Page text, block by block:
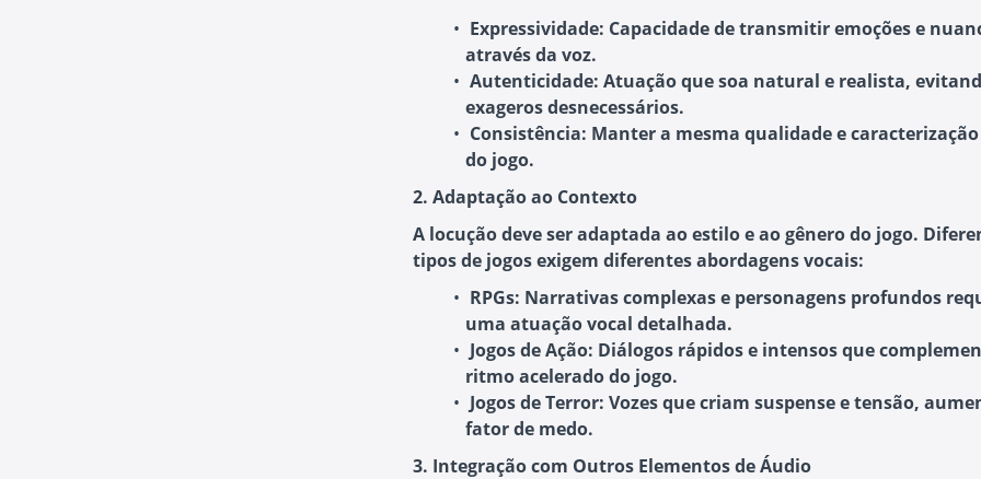
Expressividade: Capacidade de transmitir emoções e
através da voz.
Autenticidade: Atuação que soa natural e realista,
exageros desnecessários.
Consistência: Manter a mesma qualidade e
do jogo.
2. Adaptação ao Contexto
A locução deve ser adaptada ao estilo e ao gênero do jogo.
tipos de jogos exigem diferentes abordagens vocais:
RPGs: Narrativas complexas e personagens profundos
uma atuação vocal detalhada.
Jogos de Ação: Diálogos rápidos e intensos que
ritmo acelerado do jogo.
Jogos de Terror: Vozes que criam suspense e tensão,
fator de medo.
3. Integração com Outros Elementos de Áudio